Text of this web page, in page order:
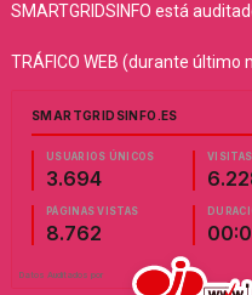
SMARTGRIDSINFO está
TRÁFICO WEB (durante último